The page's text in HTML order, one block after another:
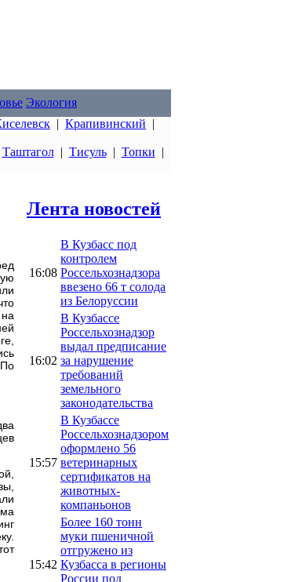
Экология
| Крапивинский |
Таштагол| Тисуль| Топки |
Лента новостей
16:08
В Кузбасс под
контролем
Россельхознадзора
ввезено 66 т солода
из Белоруссии
16:02
В Кузбассе
Россельхознадзор
выдал предписание
за нарушение
требований
земельного
законодательства
15:57
В Кузбассе
Россельхознадзором
оформлено 56
ветеринарных
сертификатов на
животных-
компаньонов
15:42
Более 160 тонн
муки пшеничной
отгружено из
Кузбасса в регионы
России под